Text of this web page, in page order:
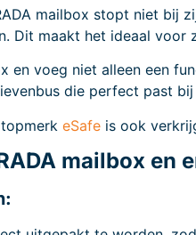
mailbox stopt niet bij
Dit maakt het ideaal voor
en voeg niet alleen een
die perfect past
eSafe is ook
mailbox en